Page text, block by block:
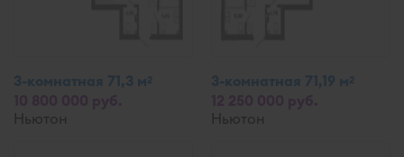
3-комнатная 71,3 м2
Ньютон
3-комнатная 71,19 м2
Ньютон